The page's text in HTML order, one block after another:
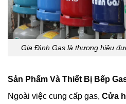
Gia Đình Gas là thương hiệu
Sản Phẩm Và Thiết Bị Bếp
Ngoài việc cung cấp gas, Cửa